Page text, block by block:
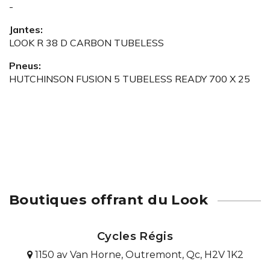
-
Jantes:
LOOK R 38 D CARBON TUBELESS
Pneus:
HUTCHINSON FUSION 5 TUBELESS READY 700 X 25
Boutiques offrant du Look
Cycles Régis
1150 av Van Horne, Outremont, Qc, H2V 1K2